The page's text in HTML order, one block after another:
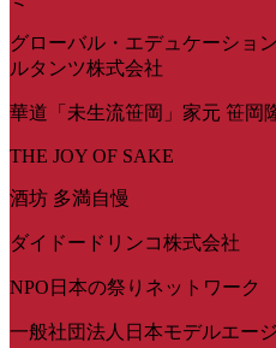
グローバル・エデュケーショ
ルタンツ株式会社
華道「未生流笹岡」家元 笹岡
THE JOY OF SAKE
酒坊 多満自慢
ダイドードリンコ株式会社
NPO日本の祭りネットワーク
一般社団法人日本モデルエー